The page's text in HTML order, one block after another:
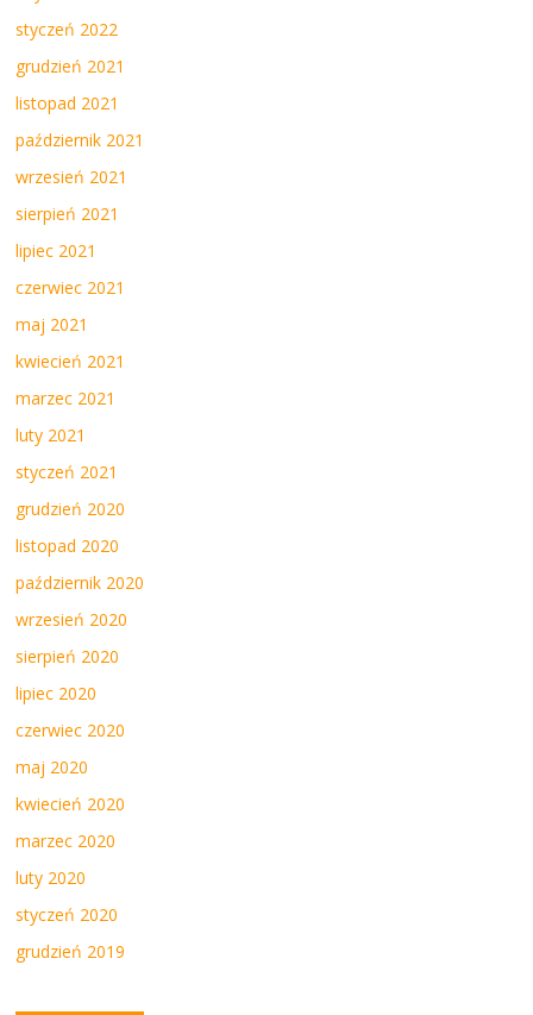
styczeń 2022
grudzień 2021
listopad 2021
październik 2021
wrzesień 2021
sierpień 2021
lipiec 2021
czerwiec 2021
maj 2021
kwiecień 2021
marzec 2021
luty 2021
styczeń 2021
grudzień 2020
listopad 2020
październik 2020
wrzesień 2020
sierpień 2020
lipiec 2020
czerwiec 2020
maj 2020
kwiecień 2020
marzec 2020
luty 2020
styczeń 2020
grudzień 2019